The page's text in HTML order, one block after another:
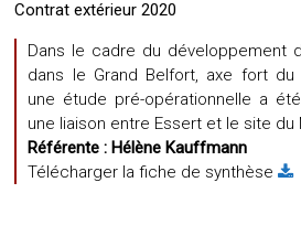
Contrat extérieur 2020
Dans le cadre du développement
dans le Grand Belfort, axe fort du
une étude pré-opérationnelle a
une liaison entre Essert et le site du
Référente :Hélène Kauffmann
Télécharger la fiche de synthèse